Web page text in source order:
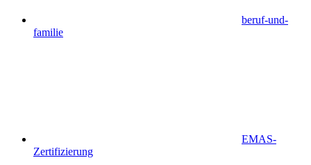
beruf-und-
familie
EMAS-
Zertifizierung